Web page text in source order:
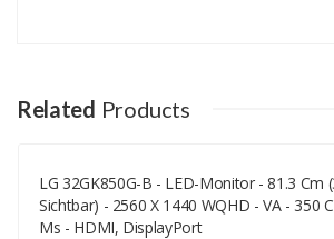
Your Name
Your Email
Related Products
LG 32GK850G-B - LED-Monitor - 81.3 Cm
Sichtbar) - 2560 X 1440 WQHD - VA - 350
Ms - HDMI, DisplayPort